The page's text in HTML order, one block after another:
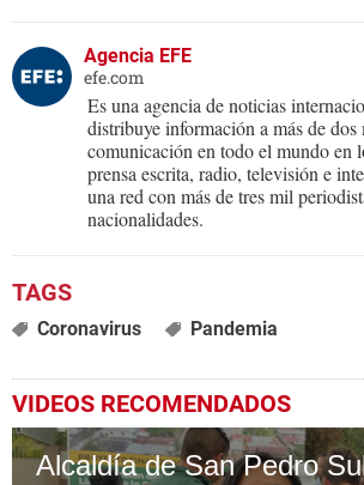
Agencia EFE
efe.com
Es una agencia de noticias
distribuye información a más de
comunicación en todo el mundo en
prensa escrita, radio, televisión e
una red con más de tres mil
nacionalidades.
Coronavirus Pandemia
VIDEOS RECOMENDADOS